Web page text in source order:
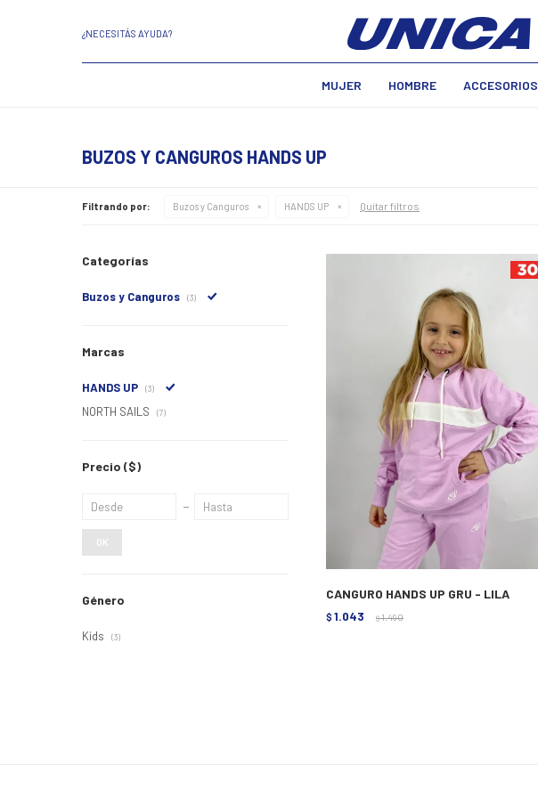
MUJER HOMBRE ACCESORIOS
¿NECESITÁS AYUDA?
BUZOS Y CANGUROS HANDS UP
Filtrando por: Buzos y Canguros HANDS UP Quitar filtros
CANGURO HANDS UP GRU - LILA
$ 1.043 $ 1.490
Categorías
Buzos y Canguros (3)
Marcas
HANDS UP (3)
NORTH SAILS (7)
Precio ($)
OK
Género
Kids (3)